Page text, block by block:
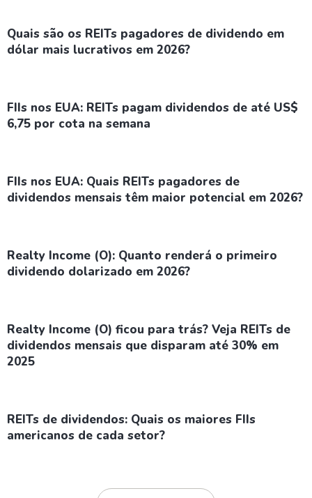
Quais são os REITs pagadores de dividendo em
dólar mais lucrativos em 2026?
FIIs nos EUA: REITs pagam dividendos de até US$
6,75 por cota na semana
FIIs nos EUA: Quais REITs pagadores de
dividendos mensais têm maior potencial em 2026?
Realty Income (O): Quanto renderá o primeiro
dividendo dolarizado em 2026?
Realty Income (O) ficou para trás? Veja REITs de
dividendos mensais que disparam até 30% em
2025
REITs de dividendos: Quais os maiores FIIs
americanos de cada setor?